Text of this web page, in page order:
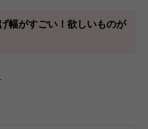
幅がすごい！欲しいものが